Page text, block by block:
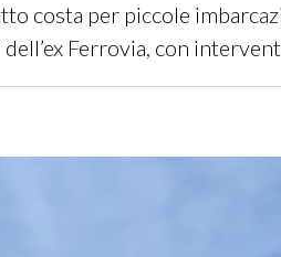
costa per piccole
Ferrovia, con